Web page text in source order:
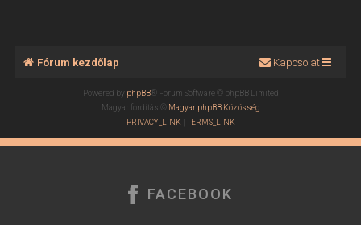
Fórum kezdőlap Kapcsolat
Powered by phpBB® Forum Software © phpBB Limited
Magyar fordítás © Magyar phpBB Közösség
PRIVACY_LINK |TERMS_LINK
FACEBOOK